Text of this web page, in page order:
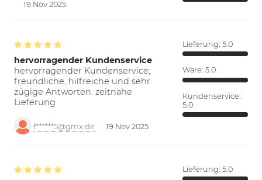
19 Nov 2025
hervorragender Kundenservice
hervorragender Kundenservice;
freundliche, hilfreiche und sehr
zügige Antworten. zeitnahe
Lieferung
f******5@gmx.de 19 Nov 2025
Lieferung: 5.0
Ware: 5.0
Kundenservice:
5.0
Lieferung: 5.0